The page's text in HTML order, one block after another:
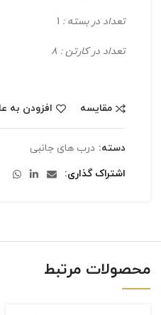
تعداد در بسته :
تعداد در کارتن : 8
مقایسه افزودن به
دسته: درب های جانبی
اشتراک گذاری
محصولات مرتبط